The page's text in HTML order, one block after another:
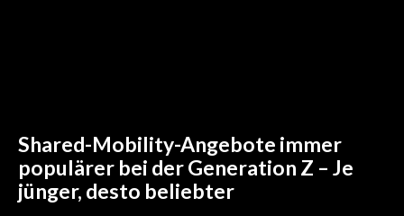
Shared-Mobility-Angebote immer
populärer bei der Generation Z – Je
jünger, desto beliebter